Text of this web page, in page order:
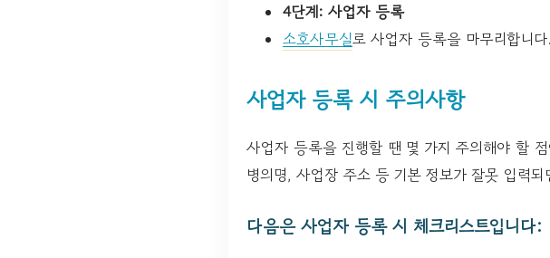
4단계: 사업자 등록
소호사무실로 사업자 등록을 마무리합니다.
사업자 등록 시 주의사항
사업자 등록을 진행할 땐 몇 가지 주의해야 할
병의명, 사업장 주소 등 기본 정보가 잘못 입력
다음은 사업자 등록 시 체크리스트입니다: